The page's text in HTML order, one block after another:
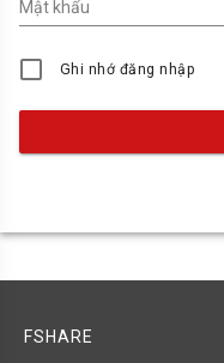
Mật khẩu
Ghi nhớ đăng nhập
FSHARE